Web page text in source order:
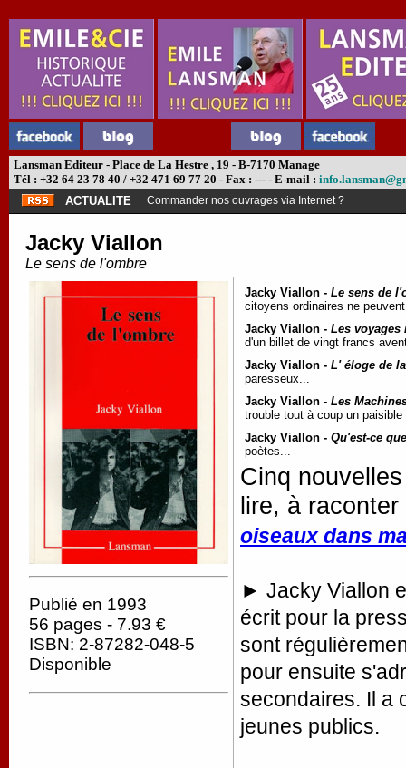
Lansman Editeur - Place de La Hestre , 19 - B-7170 Manage
Tél : +32 64 23 78 40 / +32 471 69 77 20 - Fax : --- - E-mail :
ACTUALITE
Commander nos ouvrages via Internet ?
Jacky Viallon
Le sens de l'ombre
Publié en 1993
56 pages - 7.93 €
ISBN: 2-87282-048-5
Disponible
Jacky Viallon - Le sens de
citoyens ordinaires ne
Jacky Viallon - Les voyages
d'un billet de vingt francs
Jacky Viallon - L' éloge de
paresseux...
Jacky Viallon - Les
trouble tout à coup un
Jacky Viallon - Qu'est-ce
poètes...
Cinq
lire, à
oiseaux dans
► Jacky Viallon
écrit pour la
sont
pour ensuite
secondaires. Il a
jeunes publics.